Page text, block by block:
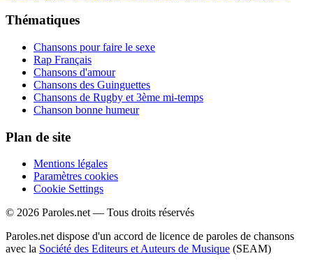
Thématiques
Chansons pour faire le sexe
Rap Français
Chansons d'amour
Chansons des Guinguettes
Chansons de Rugby et 3ème mi-temps
Chanson bonne humeur
Plan de site
Mentions légales
Paramètres cookies
Cookie Settings
© 2026 Paroles.net — Tous droits réservés
Paroles.net dispose d'un accord de licence de paroles de chansons
avec la Société des Editeurs et Auteurs de Musique (SEAM)